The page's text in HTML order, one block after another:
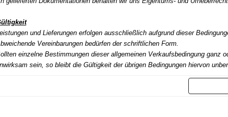
und Lieferungen erfolgen ausschließlich aufgrund dieser
Vereinbarungen bedürfen der schriftlichen Form.
einzelne Bestimmungen dieser allgemeinen Verkaufsbedingung ganz
sein, so bleibt die Gültigkeit der übrigen Bedingungen hiervon